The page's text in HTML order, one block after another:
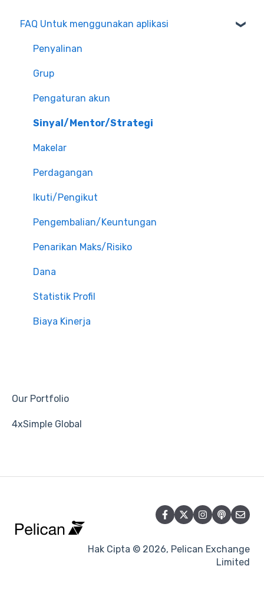
FAQ Untuk menggunakan aplikasi
Penyalinan
Grup
Pengaturan akun
Sinyal/Mentor/Strategi
Makelar
Perdagangan
Ikuti/Pengikut
Pengembalian/Keuntungan
Penarikan Maks/Risiko
Dana
Statistik Profil
Biaya Kinerja
Our Portfolio
4xSimple Global
Hak Cipta © 2026, Pelican Exchange
Limited